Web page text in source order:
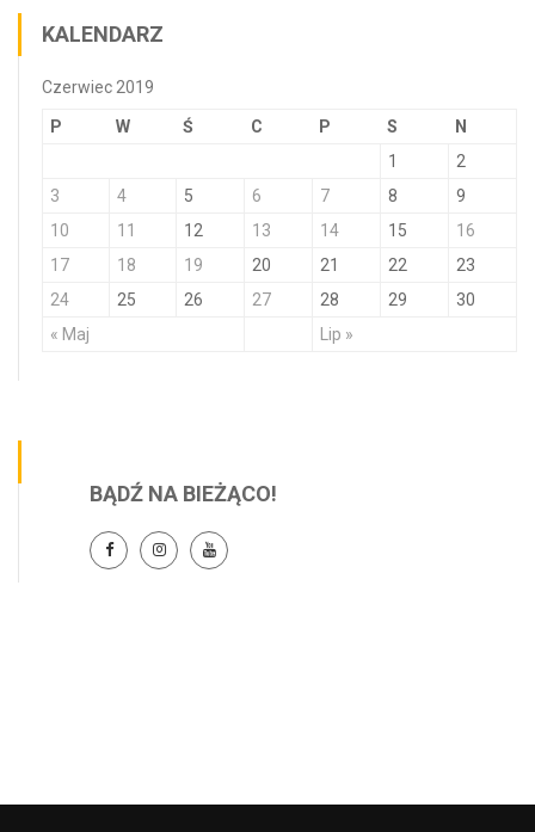
KALENDARZ
Czerwiec 2019
P W Ś C P S N
« Maj Lip »
1
2
3
4 5 6 7 8
9
10
11 12 13 14 15
16
17
18 19 20 21 22
23
24
25 26 27 28 29 30
BĄDŹ NA BIEŻĄCO!